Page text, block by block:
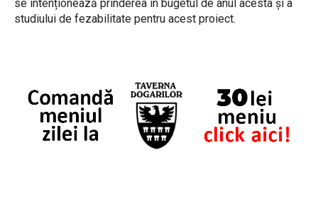
se intenționează prinderea în bugetul de anul acesta și a
studiului de fezabilitate pentru acest proiect.